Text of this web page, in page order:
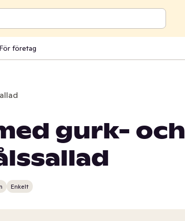
För företag
gurk- och
Enkelt